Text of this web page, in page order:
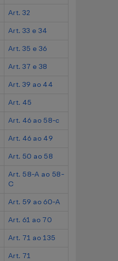
Art. 32
Art. 33 e 34
Art. 35 e 36
Art. 37 e 38
Art. 39 ao 44
Art. 45
Art. 46 ao 58-c
Art. 46 ao 49
Art. 50 ao 58
Art. 58-A ao 58-
C
Art. 59 ao 60-A
Art. 61 ao 70
Art. 71 ao 135
Art. 71